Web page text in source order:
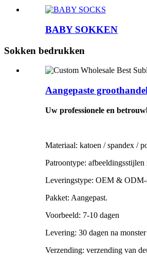
BABY SOKKEN
Sokken bedrukken
Aangepaste
Uw professionele en
Materiaal: katoen / spandex /
Patroontype:
Leveringstype: OEM & ODM-
Pakket: Aangepast.
Voorbeeld: 7-10 dagen
Levering: 30 dagen na
Verzending: verzending van